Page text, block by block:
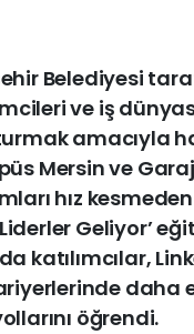
Belediyesi
ve iş
amacıyla
Mersin ve
hız
Geliyor’
katılımcılar,
daha
öğrendi.